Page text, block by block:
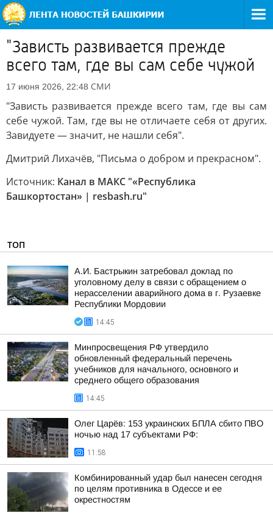
"Зависть развивается прежде
всего там, где вы сам себе чужой
17 июня 2026, 22:48 СМИ
"Зависть развивается прежде всего там, где вы сам
себе чужой. Там, где вы не отличаете себя от других.
Завидуете — значит, не нашли себя".
Дмитрий Лихачёв, "Письма о добром и прекрасном".
Источник: Канал в МАКС "«Республика
Башкортостан» | resbash.ru"
ТОП
А.И. Бастрыкин затребовал доклад по
уголовному делу в связи с обращением о
нерасселении аварийного дома в г. Рузаевке
Республики Мордовии
14:45
Минпросвещения РФ утвердило
обновленный федеральный перечень
учебников для начального, основного и
среднего общего образования
14:45
Олег Царёв: 153 украинских БПЛА сбито ПВО
ночью над 17 субъектами РФ:
11:58
Комбинированный удар был нанесен сегодня
по целям противника в Одессе и ее
окрестностям